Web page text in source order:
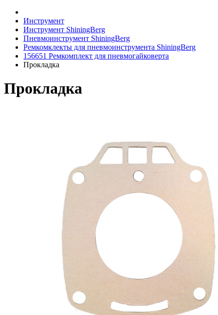
Инструмент
Инструмент ShiningBerg
Пневмоинструмент ShiningBerg
Ремкомклекты для пневмоинструмента ShiningBerg
156651 Ремкомплект для пневмогайковерта
Прокладка
Прокладка